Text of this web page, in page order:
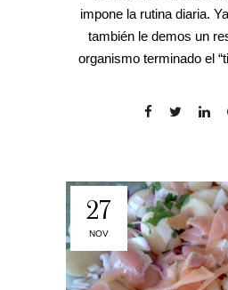
impone la rutina diaria.
también le demos un
organismo terminado el
27
NOV